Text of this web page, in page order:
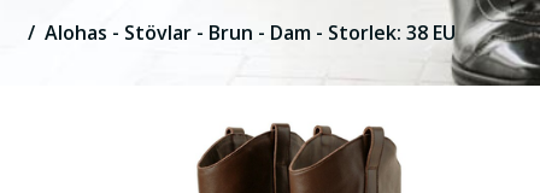
Alohas - Stövlar - Brun - Dam - Storlek: 38 EU